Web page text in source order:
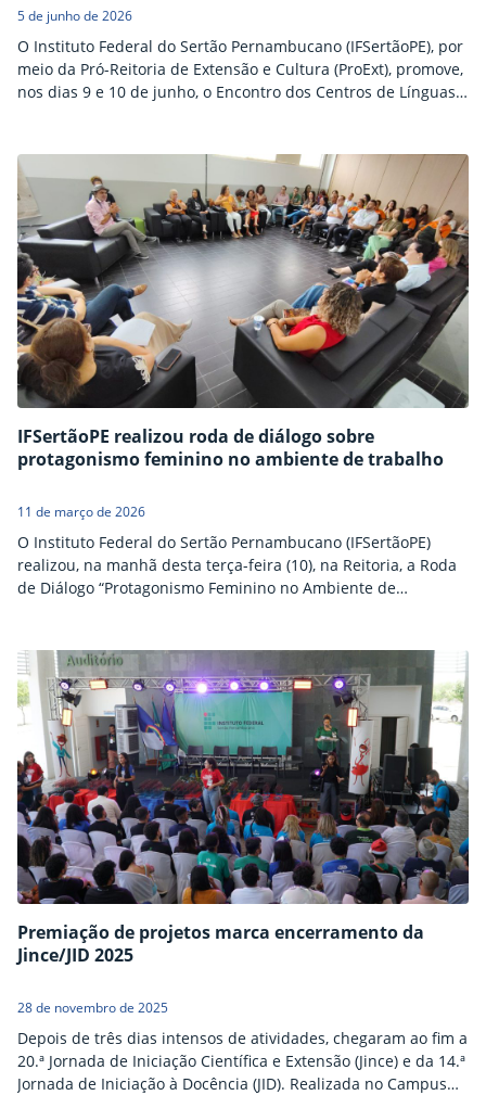
5 de junho de 2026
O Instituto Federal do Sertão Pernambucano (IFSertãoPE), por
meio da Pró-Reitoria de Extensão e Cultura (ProExt), promove,
nos dias 9 e 10 de junho, o Encontro dos Centros de Línguas
representantes dos Centros de Línguas da instituição com o
propósito de fortalecer as ações…
IFSertãoPE realizou roda de diálogo sobre
protagonismo feminino no ambiente de trabalho
11 de março de 2026
O Instituto Federal do Sertão Pernambucano (IFSertãoPE)
realizou, na manhã desta terça-feira (10), na Reitoria, a Roda
de Diálogo “Protagonismo Feminino no Ambiente de
atividade foi destinada a servidoras, colaboradoras
terceirizadas e estagiárias e integrou as ações institucionais
voltadas à valorização e ao…
Premiação de projetos marca encerramento da
Jince/JID 2025
28 de novembro de 2025
Depois de três dias intensos de atividades, chegaram ao fim a
20.ª Jornada de Iniciação Científica e Extensão (Jince) e da 14.ª
Jornada de Iniciação à Docência (JID). Realizada no Campus